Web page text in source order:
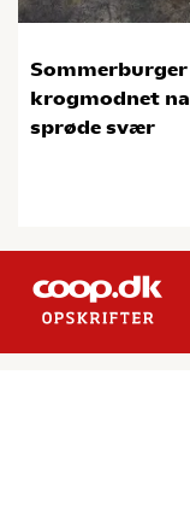
Sommerburger
krogmodnet
sprøde svær